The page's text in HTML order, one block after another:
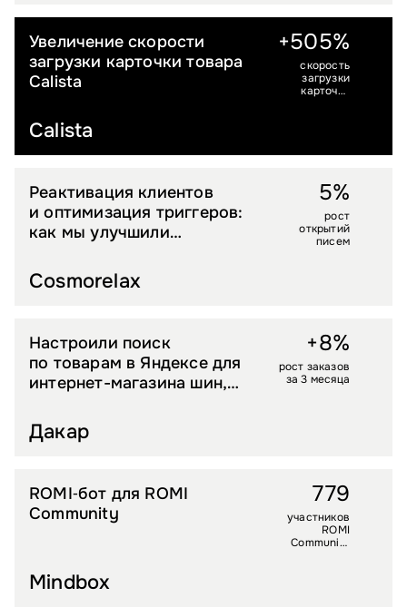
FASHION
Calista
Увеличение скорости
загрузки карточки товара
Calista
+505%
скорость
загрузки
карточки
МЕБЕЛЬ
Cosmorelax
Реактивация клиентов
и оптимизация триггеров:
как мы улучшили
маркетинга и очистили
базу
5%
рост
открытий
писем
АВТОЗАПЧАСТИ
Дакар
Настроили поиск
по товарам в Яндексе для
интернет-магазина шин,
+8%
рост заказов
за 3 месяца
УСЛУГИ
Mindbox
ROMI‑бот для ROMI
Community
779
участников
ROMI
Community